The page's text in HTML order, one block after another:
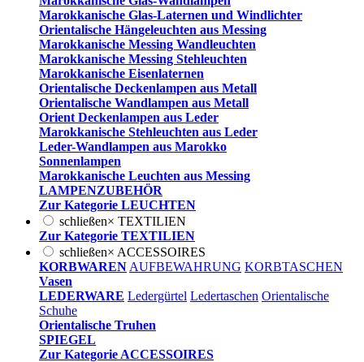
Marokkanische Glas-Laternen und Windlichter
Orientalische Hängeleuchten aus Messing
Marokkanische Messing Wandleuchten
Marokkanische Messing Stehleuchten
Marokkanische Eisenlaternen
Orientalische Deckenlampen aus Metall
Orientalische Wandlampen aus Metall
Orient Deckenlampen aus Leder
Marokkanische Stehleuchten aus Leder
Leder-Wandlampen aus Marokko
Sonnenlampen
Marokkanische Leuchten aus Messing
LAMPENZUBEHÖR
Zur Kategorie LEUCHTEN
schließen× TEXTILIEN
Zur Kategorie TEXTILIEN
schließen× ACCESSOIRES
KORBWAREN AUFBEWAHRUNG KORBTASCHEN
Vasen
LEDERWARE Ledergürtel Ledertaschen Orientalische
Schuhe
Orientalische Truhen
SPIEGEL
Zur Kategorie ACCESSOIRES